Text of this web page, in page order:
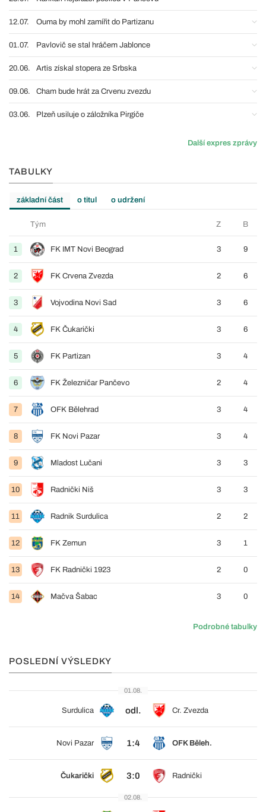
12.07. Ouma by mohl zamířit do Partizanu
01.07. Pavlovič se stal hráčem Jablonce
20.06. Artis získal stopera ze Srbska
09.06. Cham bude hrát za Crvenu zvezdu
03.06. Plzeň usiluje o záložníka Pirgiče
Další expres zprávy
TABULKY
základní část o titul o udržení
Tým Z B
1 FK IMT Novi Beograd 3 9
2 FK Crvena Zvezda 2 6
3 Vojvodina Novi Sad 3 6
4 FK Čukarički 3 6
5 FK Partizan 3 4
6 FK Železničar Pančevo 2 4
7 OFK Bělehrad 3 4
8 FK Novi Pazar 3 4
9 Mladost Lučani 3 3
10 Radnički Niš 3 3
11 Radnik Surdulica 2 2
12 FK Zemun 3 1
13 FK Radnički 1923 2 0
14 Mačva Šabac 3 0
Podrobné tabulky
POSLEDNÍ VÝSLEDKY
01.08.
Surdulica odl. Cr. Zvezda
Novi Pazar 1:4 OFK Běleh.
Čukarički 3:0 Radnički
02.08.